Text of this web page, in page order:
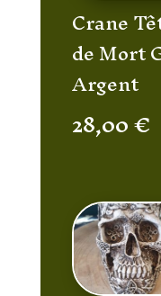
Crane
de Mort
Argent
28,00€